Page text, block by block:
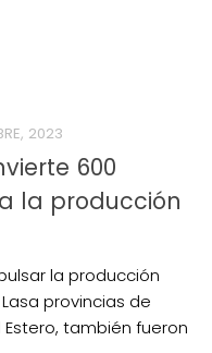
2023
600
la producción
la producción
provincias de
también fueron